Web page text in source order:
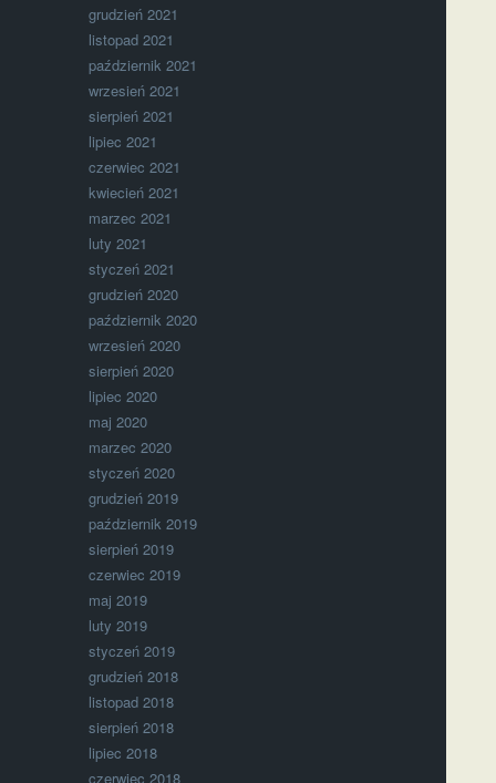
grudzień 2021
listopad 2021
październik 2021
wrzesień 2021
sierpień 2021
lipiec 2021
czerwiec 2021
kwiecień 2021
marzec 2021
luty 2021
styczeń 2021
grudzień 2020
październik 2020
wrzesień 2020
sierpień 2020
lipiec 2020
maj 2020
marzec 2020
styczeń 2020
grudzień 2019
październik 2019
sierpień 2019
czerwiec 2019
maj 2019
luty 2019
styczeń 2019
grudzień 2018
listopad 2018
sierpień 2018
lipiec 2018
czerwiec 2018